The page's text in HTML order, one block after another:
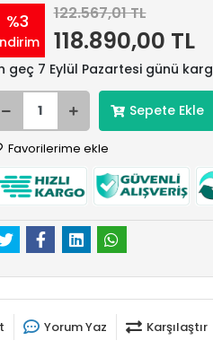
%3 122.567,01 TL
118.890,00 TL
geç 7 Eylül Pazartesi günü
Sepete Ekle
Favorilerime ekle
Yorum Yaz Karşılaştır